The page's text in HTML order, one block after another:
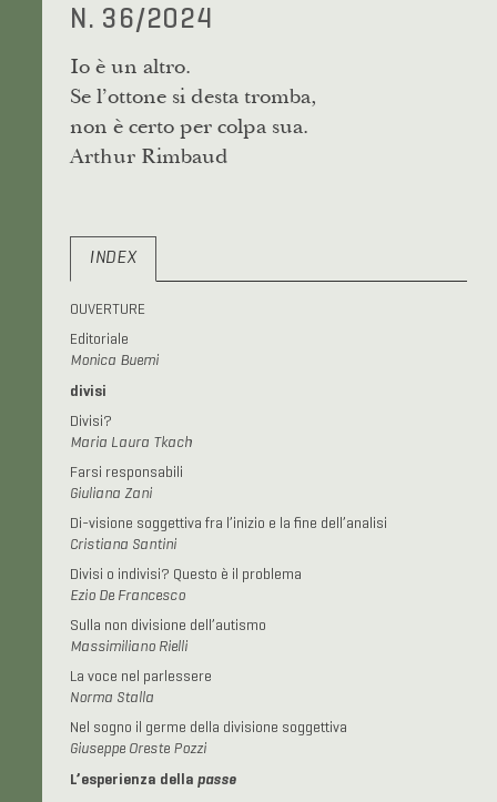
N. 36/2024
Io è un altro.
Se l’ottone si desta tromba,
non è certo per colpa sua.
Arthur Rimbaud
INDEX
OUVERTURE
Editoriale
Monica Buemi
divisi
Divisi?
Maria Laura Tkach
Farsi responsabili
Giuliana Zani
Di-visione soggettiva fra l’inizio e la fine dell’analisi
Cristiana Santini
Divisi o indivisi? Questo è il problema
Ezio De Francesco
Sulla non divisione dell’autismo
Massimiliano Rielli
La voce nel parlessere
Norma Stalla
Nel sogno il germe della divisione soggettiva
Giuseppe Oreste Pozzi
L’esperienza della passe